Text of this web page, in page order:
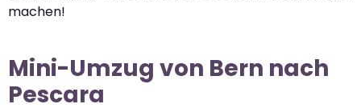
machen!
Mini-Umzug von Bern nach
Pescara